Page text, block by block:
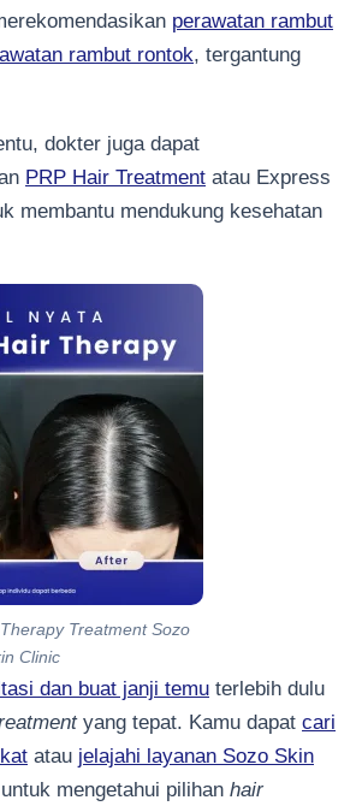
perawatan rambut
rambut rontok, tergantung
dokter juga dapat
PRP Hair Treatment atau Express
membantu mendukung kesehatan
Treatment Sozo
Clinic
dan buat janji temu terlebih dulu
yang tepat. Kamu dapat cari
atau jelajahi layanan Sozo Skin
untuk mengetahui pilihan hair